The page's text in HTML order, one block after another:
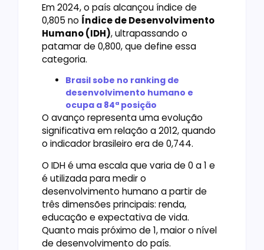
Em 2024, o país alcançou índice de
0,805 no Índice de Desenvolvimento
Humano (IDH), ultrapassando o
patamar de 0,800, que define essa
categoria.
Brasil sobe no ranking de
desenvolvimento humano e
ocupa a 84ª posição
O avanço representa uma evolução
significativa em relação a 2012, quando
o indicador brasileiro era de 0,744.
O IDH é uma escala que varia de 0 a 1 e
é utilizada para medir o
desenvolvimento humano a partir de
três dimensões principais: renda,
educação e expectativa de vida.
Quanto mais próximo de 1, maior o nível
de desenvolvimento do país.